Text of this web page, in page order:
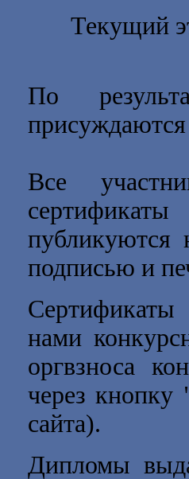
Текущий
По
Все
публикуются
подписью и
нами
оргвзноса
через кнопку
сайта).
Дипломы